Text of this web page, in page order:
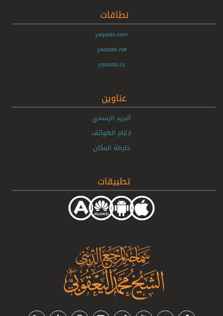
نطاقات
yaqoobi.com
yaqoobi.net
yaqoobi.iq
عناوين
البريد الرسمي
ارقام الهواتف
خارطة المكان
تطبيقات